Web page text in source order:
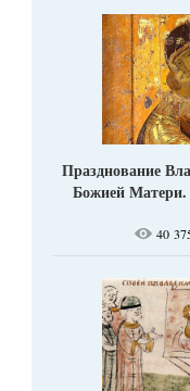
Празднование
Божией Матери.
40